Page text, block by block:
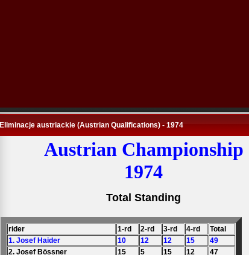
Eliminacje austriackie (Austrian Qualifications) - 1974
Austrian Championship
1974
Total Standing
rider 1-rd 2-rd 3-rd 4-rd
Total
1. Josef Haider
10 12 12 15
49
2. Josef Bössner
15 5 15 12
47